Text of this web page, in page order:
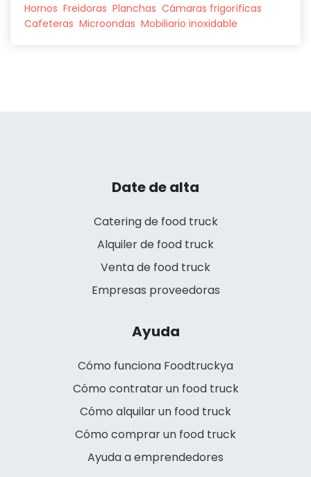
Hornos Freidoras Planchas Cámaras frigoríficas
Cafeteras Microondas Mobiliario inoxidable
Date de alta
Catering de food truck
Alquiler de food truck
Venta de food truck
Empresas proveedoras
Ayuda
Cómo funciona Foodtruckya
Cómo contratar un food truck
Cómo alquilar un food truck
Cómo comprar un food truck
Ayuda a emprendedores